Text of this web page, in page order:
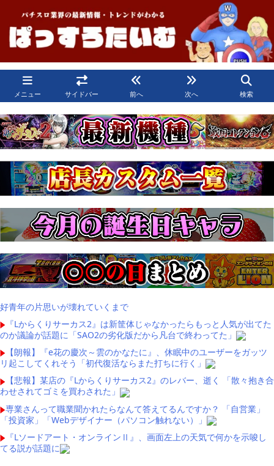
メニュー サイドバー 前へ 次へ 検索
好青年の片思いが壊れていくまで
『Lからくりサーカス2』は新筐体じゃなかったらもっと人気が出てた
のか議論が話題に「SAO2の劣化版だから凡台で終わってた」
【朗報】『e花の慶次～雲のかなたに』、休眠中のユーザーをガッツ
リ起こしてくれそう「初代復活ならまた打ちに行く」
【悲報】某店の『Lからくりサーカス2』のレバー、逝く 「散々抱き合
わせされてゴミを買わされた」
専業さんって職業聞かれたらなんて答えてるんですか？ 「自営業」
「投資家」「Webデザイナー（パソコン触れない）」
『Lソードアート・オンラインⅡ』、画面左上の天気で何かを示唆し
てる説が話題に